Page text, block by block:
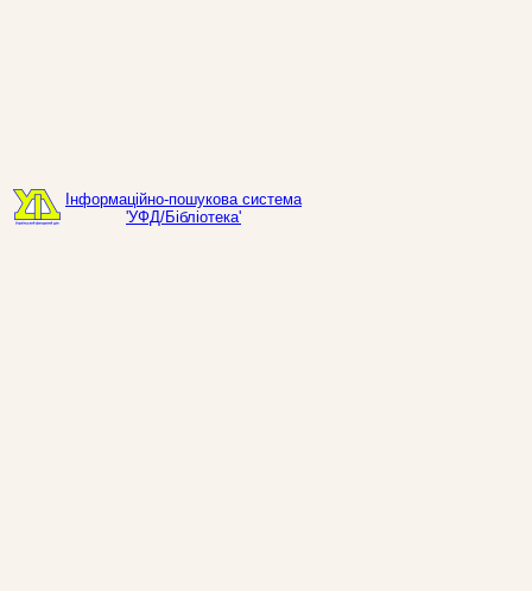
Інформаційно-пошукова система
'УФД/Бібліотека'